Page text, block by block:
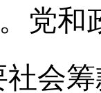
党和
会